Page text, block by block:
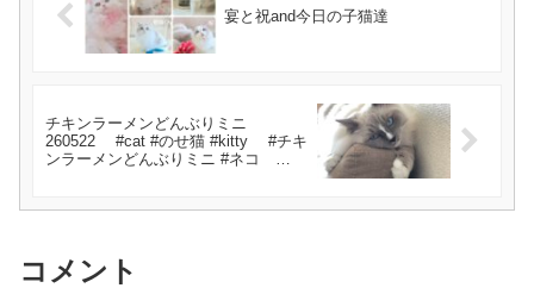
宴と祝and今日の子猫達
チキンラーメンどんぶりミニ
260522 #cat #のせ猫 #kitty #チキ
ンラーメンどんぶりミニ #ネコ
コメント